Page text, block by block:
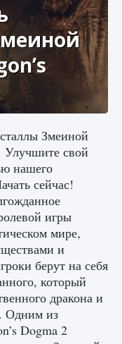
For
0 0
0 0
Змеиной
Улучшите свой
нашего
сейчас!
игры
мире,
и
берут на себя
который
дракона и
Одним из
Dogma 2